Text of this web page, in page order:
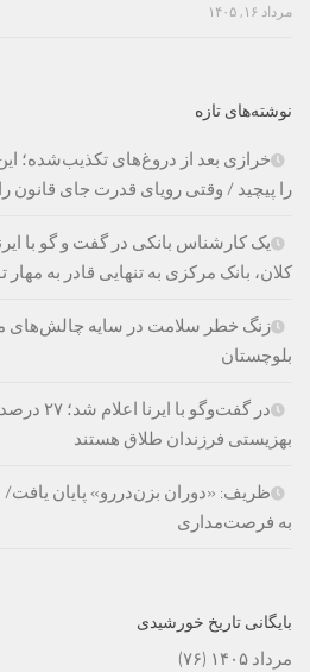
مرداد ۱۶, ۱۴۰۵
نوشته‌های تازه
خرازی بعد از دروغ‌های تکذیب‌شده؛
را پیچید / وقتی رویای قدرت جای قانون
یک کارشناس بانکی در گفت و گو با
کلان، بانک مرکزی به تنهایی قادر به
زنگ خطر سلامت در سایه چالش‌های
بلوچستان
در
بهزیستی فرزندان طلاق هستند
ظریف: «دوران بزن‌دررو» پایان
به فرصت‌مداری
بایگانی تاریخ خورشیدی
مرداد ۱۴۰۵
(۷۶)